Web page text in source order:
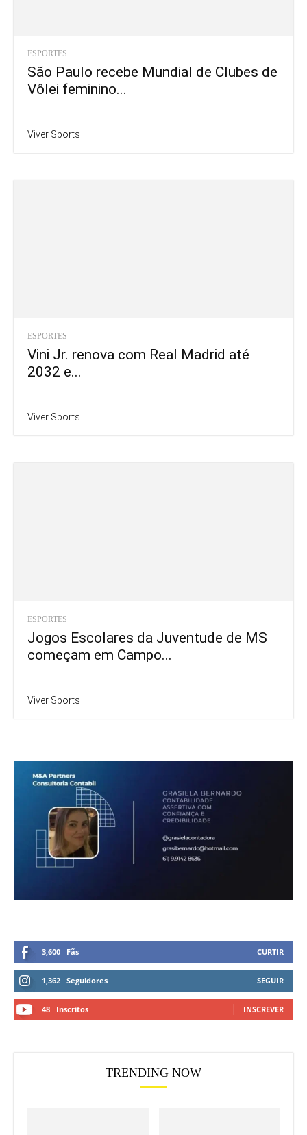
ESPORTES
São Paulo recebe Mundial de Clubes de
Vôlei feminino...
Viver Sports
ESPORTES
Vini Jr. renova com Real Madrid até
2032 e...
Viver Sports
ESPORTES
Jogos Escolares da Juventude de MS
começam em Campo...
Viver Sports
3,600 Fãs CURTIR
1,362 Seguidores SEGUIR
48 Inscritos INSCREVER
TRENDING NOW